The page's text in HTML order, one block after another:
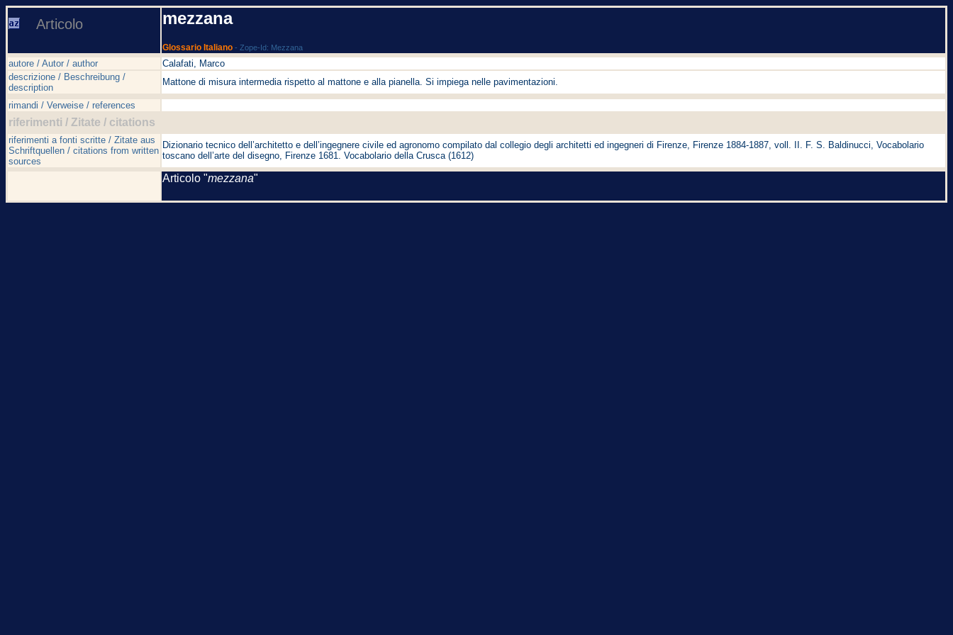
Articolo mezzana
Glossario Italiano - Zope-Id: Mezzana
autore / Autor / author
Calafati, Marco
descrizione / Beschreibung /
description
Mattone di misura intermedia rispetto al mattone e alla pianella. Si impiega nelle pavimentazioni.
rimandi / Verweise / references
riferimenti / Zitate / citations
riferimenti a fonti scritte / Zitate aus
Schriftquellen / citations from written
sources
Dizionario tecnico dell’architetto e dell’ingegnere civile ed agronomo compilato dal collegio degli architetti ed ingegneri di Firenze, Firenze 1884-1887, voll. II. F. S. Baldinucci, Vocabolario
toscano dell’arte del disegno, Firenze 1681. Vocabolario della Crusca (1612)
Articolo "mezzana"